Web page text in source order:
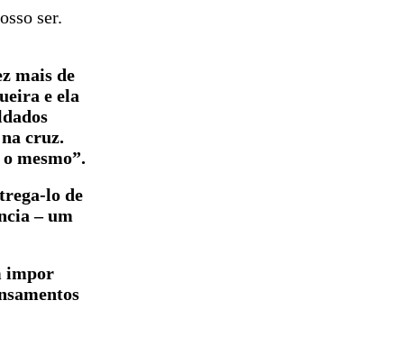
ser.
mais de
e ela
cruz.
mesmo”.
lo de
– um
impor